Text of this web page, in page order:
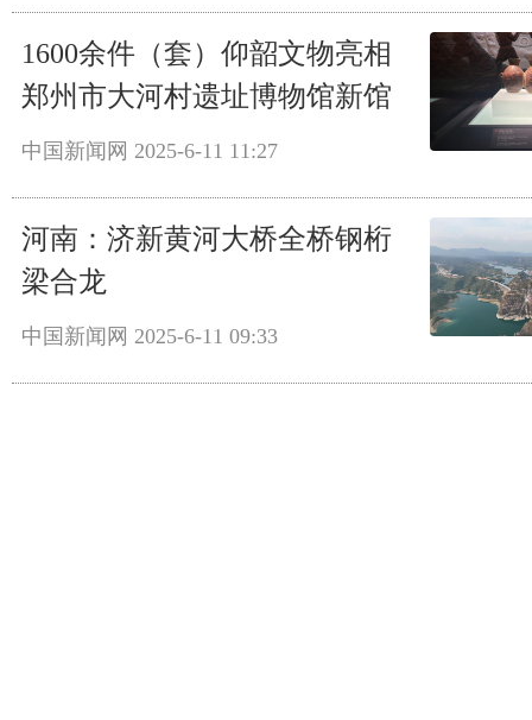
1600余件（套）仰韶文物亮相
郑州市大河村遗址博物馆新馆
中国新闻网 2025-6-11 11:27
河南：济新黄河大桥全桥钢桁
梁合龙
中国新闻网 2025-6-11 09:33